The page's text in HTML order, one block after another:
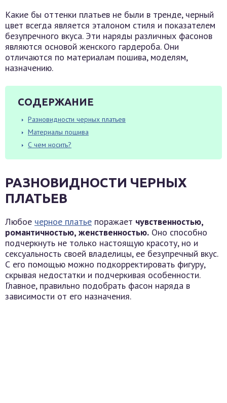
Какие бы оттенки платьев не были в тренде, черный
цвет всегда является эталоном стиля и показателем
безупречного вкуса. Эти наряды различных фасонов
являются основой женского гардероба. Они
отличаются по материалам пошива, моделям,
назначению.
СОДЕРЖАНИЕ
Разновидности черных платьев
Материалы пошива
С чем носить?
РАЗНОВИДНОСТИ ЧЕРНЫХ
ПЛАТЬЕВ
Любое черное платье поражает чувственностью,
романтичностью, женственностью. Оно способно
подчеркнуть не только настоящую красоту, но и
сексуальность своей владелицы, ее безупречный вкус.
С его помощью можно подкорректировать фигуру,
скрывая недостатки и подчеркивая особенности.
Главное, правильно подобрать фасон наряда в
зависимости от его назначения.